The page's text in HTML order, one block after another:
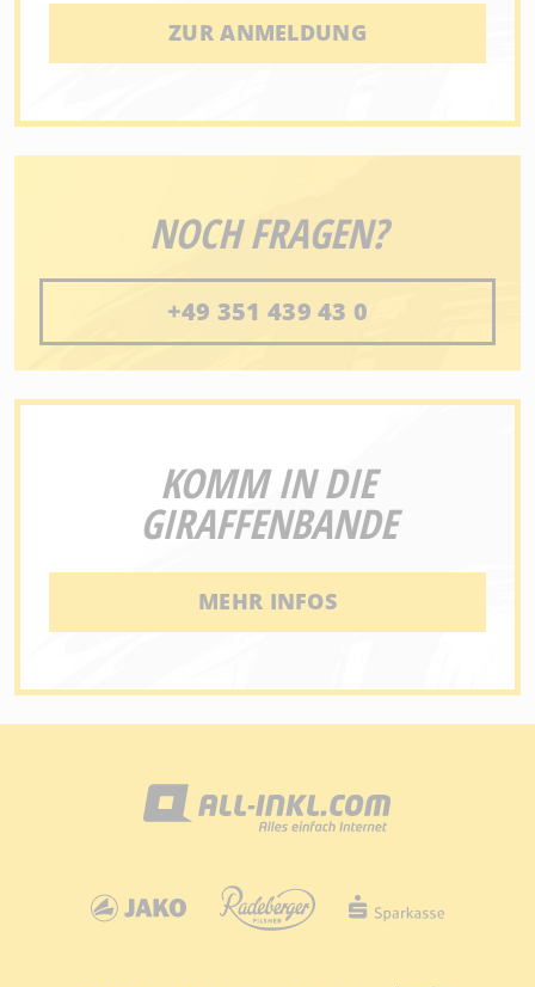
ZUR ANMELDUNG
NOCH FRAGEN?
+49 351 439 43 0
KOMM IN DIE
GIRAFFENBANDE
MEHR INFOS